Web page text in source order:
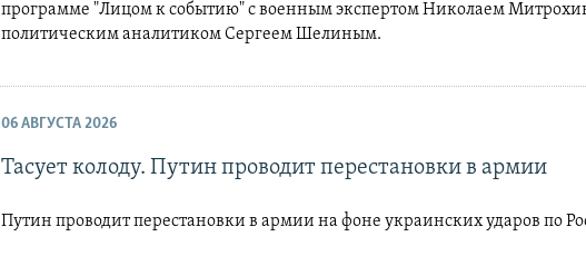
программе "Лицом к событию" с военным экспертом Николаем
политическим аналитиком Сергеем Шелиным.
06 АВГУСТА 2026
Тасует колоду. Путин проводит перестановки в армии
Путин проводит перестановки в армии на фоне украинских ударов по